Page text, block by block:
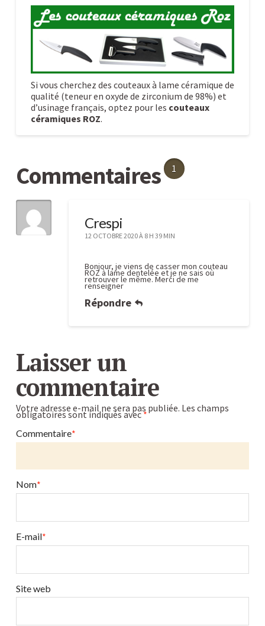
Si vous cherchez des couteaux à lame céramique de
qualité (teneur en oxyde de zirconium de 98%) et
d’usinage français, optez pour les couteaux
céramiques ROZ.
Les
à
lames
céramiques
Commentaires 1
Crespi
12 OCTOBRE 2020 À 8 H 39 MIN
Bonjour, je viens de casser mon couteau
ROZ à lame dentelée et je ne sais où
retrouver le même. Merci de me
renseigner
Répondre
Laisser un
commentaire
Votre adresse e-mail ne sera pas publiée. Les champs
obligatoires sont indiqués avec*
Commentaire*
Nom*
E-mail*
Site web